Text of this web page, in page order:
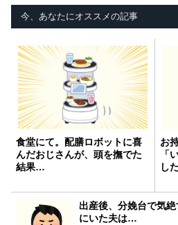
今、あなたにオススメの記事
食堂にて。配膳ロボットに喜
んだおじさんが、頭を撫でた
結果…
お
「
し
出産後、分娩台で気
にいた夫は…